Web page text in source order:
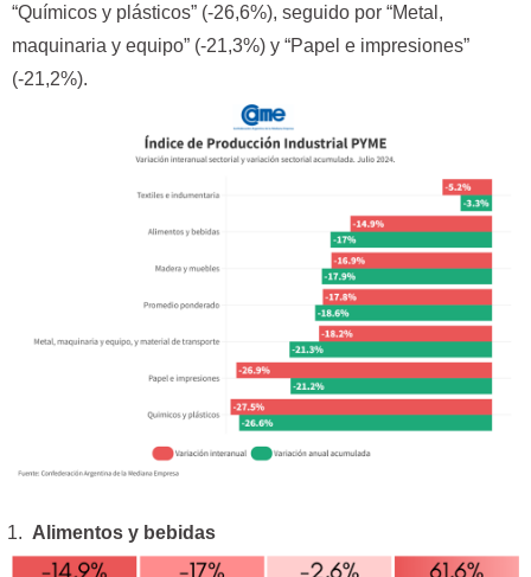
“Químicos y plásticos” (-26,6%), seguido por “Metal,
maquinaria y equipo” (-21,3%) y “Papel e impresiones”
(-21,2%).
Alimentos y bebidas